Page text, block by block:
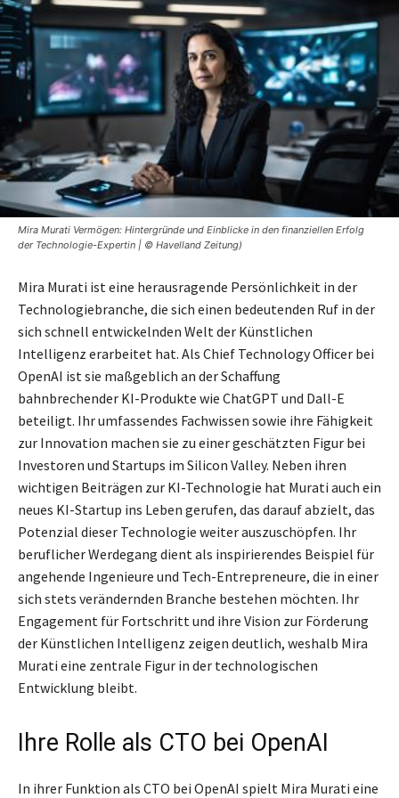
Mira Murati Vermögen: Hintergründe und Einblicke in den finanziellen Erfolg
der Technologie-Expertin | © Havelland Zeitung)
Mira Murati ist eine herausragende Persönlichkeit in der
Technologiebranche, die sich einen bedeutenden Ruf in der
sich schnell entwickelnden Welt der Künstlichen
Intelligenz erarbeitet hat. Als Chief Technology Officer bei
OpenAI ist sie maßgeblich an der Schaffung
bahnbrechender KI-Produkte wie ChatGPT und Dall-E
beteiligt. Ihr umfassendes Fachwissen sowie ihre Fähigkeit
zur Innovation machen sie zu einer geschätzten Figur bei
Investoren und Startups im Silicon Valley. Neben ihren
wichtigen Beiträgen zur KI-Technologie hat Murati auch ein
neues KI-Startup ins Leben gerufen, das darauf abzielt, das
Potenzial dieser Technologie weiter auszuschöpfen. Ihr
beruflicher Werdegang dient als inspirierendes Beispiel für
angehende Ingenieure und Tech-Entrepreneure, die in einer
sich stets verändernden Branche bestehen möchten. Ihr
Engagement für Fortschritt und ihre Vision zur Förderung
der Künstlichen Intelligenz zeigen deutlich, weshalb Mira
Murati eine zentrale Figur in der technologischen
Entwicklung bleibt.
Ihre Rolle als CTO bei OpenAI
In ihrer Funktion als CTO bei OpenAI spielt Mira Murati eine